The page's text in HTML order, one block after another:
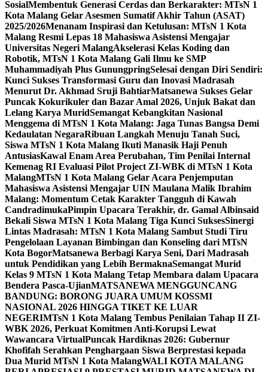
SosialMembentuk Generasi Cerdas dan Berkarakter: MTsN 1
Kota Malang Gelar Asesmen Sumatif Akhir Tahun (ASAT)
2025/2026Menanam Inspirasi dan Ketulusan: MTsN 1 Kota
Malang Resmi Lepas 18 Mahasiswa Asistensi Mengajar
Universitas Negeri MalangAkselerasi Kelas Koding dan
Robotik, MTsN 1 Kota Malang Gali Ilmu ke SMP
Muhammadiyah Plus GunungpringSelesai dengan Diri Sendiri:
Kunci Sukses Transformasi Guru dan Inovasi Madrasah
Menurut Dr. Akhmad Sruji BahtiarMatsanewa Sukses Gelar
Puncak Kokurikuler dan Bazar Amal 2026, Unjuk Bakat dan
Lelang Karya MuridSemangat Kebangkitan Nasional
Menggema di MTsN 1 Kota Malang: Jaga Tunas Bangsa Demi
Kedaulatan NegaraRibuan Langkah Menuju Tanah Suci,
Siswa MTsN 1 Kota Malang Ikuti Manasik Haji Penuh
AntusiasKawal Enam Area Perubahan, Tim Penilai Internal
Kemenag RI Evaluasi Pilot Project ZI-WBK di MTsN 1 Kota
MalangMTsN 1 Kota Malang Gelar Acara Penjemputan
Mahasiswa Asistensi Mengajar UIN Maulana Malik Ibrahim
Malang: Momentum Cetak Karakter Tangguh di Kawah
CandradimukaPimpin Upacara Terakhir, dr. Gamal Albinsaid
Bekali Siswa MTsN 1 Kota Malang Tiga Kunci SuksesSinergi
Lintas Madrasah: MTsN 1 Kota Malang Sambut Studi Tiru
Pengelolaan Layanan Bimbingan dan Konseling dari MTsN
Kota BogorMatsanewa Berbagi Karya Seni, Dari Madrasah
untuk Pendidikan yang Lebih BermaknaSemangat Murid
Kelas 9 MTsN 1 Kota Malang Tetap Membara dalam Upacara
Bendera Pasca-UjianMATSANEWA MENGGUNCANG
BANDUNG: BORONG JUARA UMUM KOSSMI
NASIONAL 2026 HINGGA TIKET KE LUAR
NEGERIMTsN 1 Kota Malang Tembus Penilaian Tahap II ZI-
WBK 2026, Perkuat Komitmen Anti-Korupsi Lewat
Wawancara VirtualPuncak Hardiknas 2026: Gubernur
Khofifah Serahkan Penghargaan Siswa Berprestasi kepada
Dua Murid MTsN 1 Kota MalangWALI KOTA MALANG